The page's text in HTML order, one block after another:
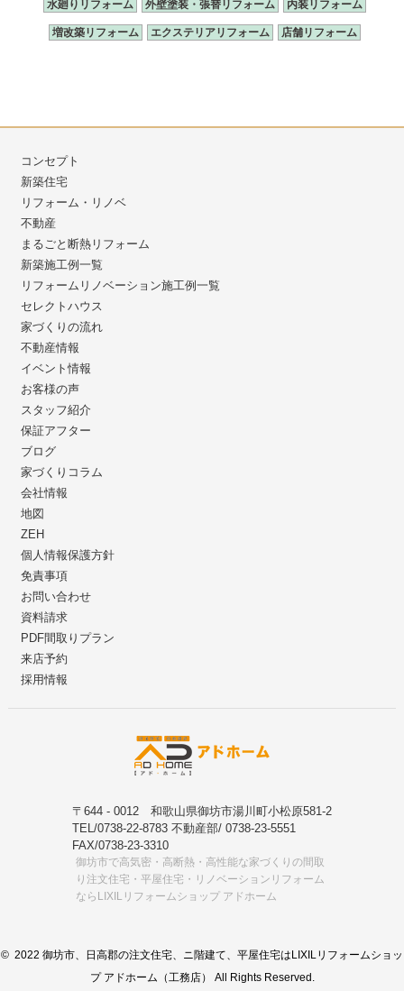
水廻りリフォーム 外壁塗装・張替リフォーム 内装リフォーム
増改築リフォーム エクステリアリフォーム 店舗リフォーム
コンセプト
新築住宅
リフォーム・リノベ
不動産
まるごと断熱リフォーム
新築施工例一覧
リフォームリノベーション施工例一覧
セレクトハウス
家づくりの流れ
不動産情報
イベント情報
お客様の声
スタッフ紹介
保証アフター
ブログ
家づくりコラム
会社情報
地図
ZEH
個人情報保護方針
免責事項
お問い合わせ
資料請求
PDF間取りプラン
来店予約
採用情報
〒644 - 0012 和歌山県御坊市湯川町小松原581-2
TEL/0738-22-8783 不動産部/ 0738-23-5551
FAX/0738-23-3310
御坊市で高気密・高断熱・高性能な家づくりの間取
り注文住宅・平屋住宅・リノベーションリフォーム
ならLIXILリフォームショップ アドホーム
© 2022 御坊市、日高郡の注文住宅、ニ階建て、平屋住宅はLIXILリフォームショッ
プ アドホーム（工務店） All Rights Reserved.